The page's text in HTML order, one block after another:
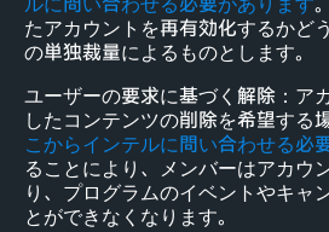
たアカウントを再有効化するかど
の単独裁量によるものとします。
ユーザーの要求に基づく解除：ア
したコンテンツの削除を希望する場
こからインテルに問い合わせる必
ることにより、メンバーはアカウ
り、プログラムのイベントやキャ
とができなくなります。